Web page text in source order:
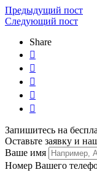
Предыдущий пост
Следующий пост
Share





Запишитесь на
Оставьте заявку и
Ваше имя
Номер Вашего